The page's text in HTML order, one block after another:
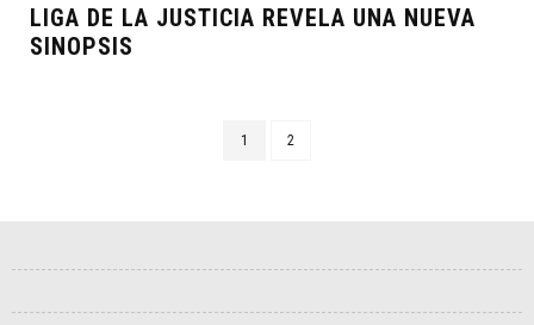
LIGA DE LA JUSTICIA REVELA UNA NUEVA
SINOPSIS
1 2